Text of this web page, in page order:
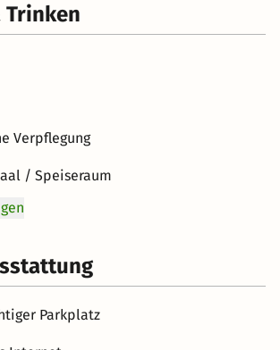
Trinken
Verpflegung
/ Speiseraum
Parkplatz